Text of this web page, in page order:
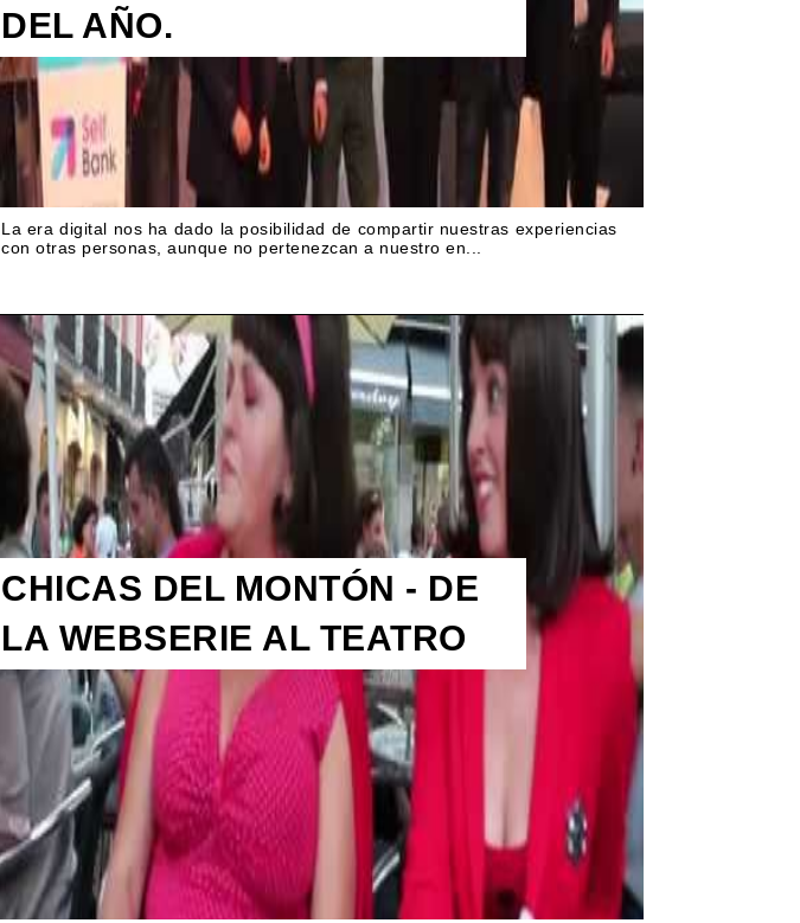
DEL AÑO.
La era digital nos ha dado la posibilidad de compartir nuestras experiencias
con otras personas, aunque no pertenezcan a nuestro en...
CHICAS DEL MONTÓN - DE
LA WEBSERIE AL TEATRO